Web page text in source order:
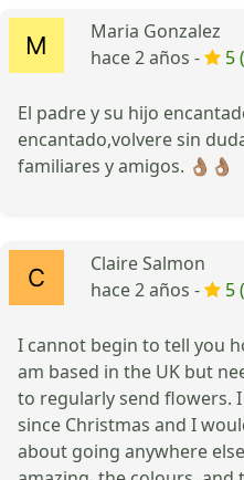
Maria Gonzalez
hace 2 años -
5
El padre y su hijo
encantado,volvere sin
familiares y amigos. 👌🏽👌🏽
Claire Salmon
hace 2 años -
5
I cannot begin to tell you
am based in the UK but
to regularly send flowers.
since Christmas and I
about going anywhere